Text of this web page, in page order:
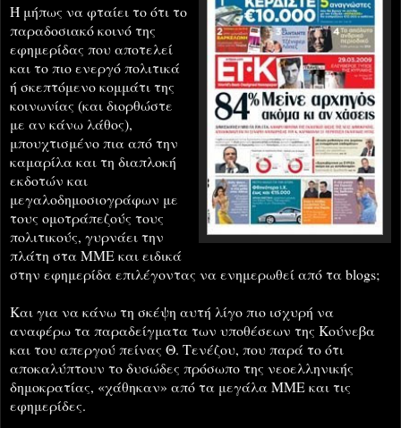
Ή μήπως να φταίει το ότι το
παραδοσιακό κοινό της
εφημερίδας που αποτελεί
και το πιοενεργό πολιτικά
ή σκεπτόμενο κομμάτι της
κοινωνίας (και διορθώστε
με αν κάνω λάθος),
μπουχτισμένο πια από την
καμαρίλα και τη διαπλοκή
εκδοτών και
μεγαλοδημοσιογράφων με
τους ομοτράπεζούς τους
πολιτικούς, γυρνάει την
πλάτη στα ΜΜΕ και ειδικά
στην εφημερίδα επιλέγοντας να ενημερωθεί από τα blogs;
Και για να κάνω τη σκέψη αυτή λίγο πιο ισχυρή να
αναφέρω τα παραδείγματα των υποθέσεων της Κούνεβα
και του απεργού πείνας Θ. Τενέζου, που παρά το ότι
αποκαλύπτουν το δυσώδες πρόσωπο της νεοελληνικής
δημοκρατίας, «χάθηκαν» από τα μεγάλα ΜΜΕ και τις
εφημερίδες.